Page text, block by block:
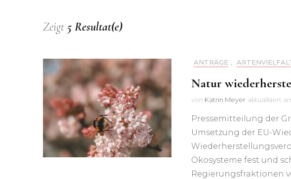
Mehr Geld für Hamburgs
„Das Tierheim hat einen
Neubau verdient“
Konsequent gegen illegalen
Welpenhandel
Besserer Tierschutz für
Zeigt 5 Resultat(e)
ANTRÄGE ,
Natur
von Katrin Meyer aktualisiert
Pressemitteilung der
Umsetzung der EU-
Ökosysteme fest und
Regierungsfraktionen